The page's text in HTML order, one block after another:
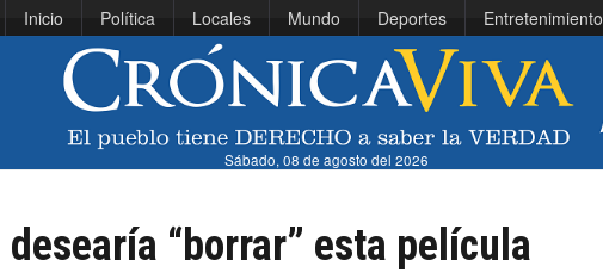
Inicio Política Locales Mundo Deportes Entretenimiento
Sábado, 08 de agosto del 2026
“borrar” esta película